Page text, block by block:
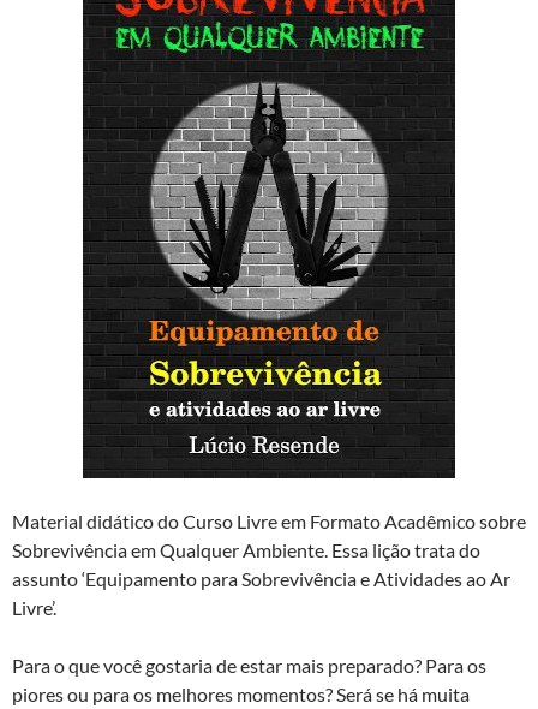
Material didático do Curso Livre em Formato Acadêmico sobre
Sobrevivência em Qualquer Ambiente. Essa lição trata do
assunto ‘Equipamento para Sobrevivência e Atividades ao Ar
Livre’.
Para o que você gostaria de estar mais preparado? Para os
piores ou para os melhores momentos? Será se há muita